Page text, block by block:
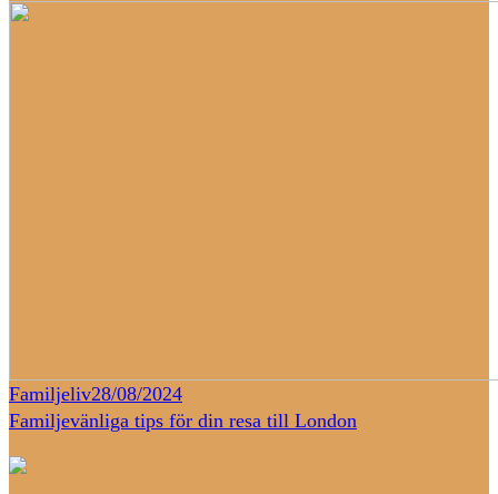
Familjeliv28/08/2024
Familjevänliga tips för din resa till London